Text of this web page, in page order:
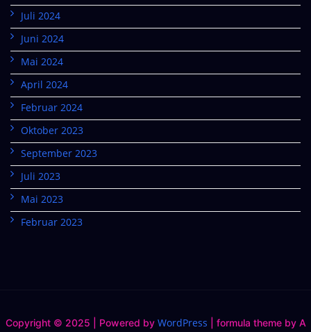
Juli 2024
Juni 2024
Mai 2024
April 2024
Februar 2024
Oktober 2023
September 2023
Juli 2023
Mai 2023
Februar 2023
Copyright © 2025 | Powered by WordPress
formula theme by A